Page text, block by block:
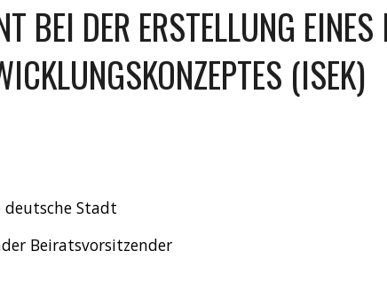
BEI DER ERSTELLUNG EINES
(ISEK)
Stadt
Beiratsvorsitzender